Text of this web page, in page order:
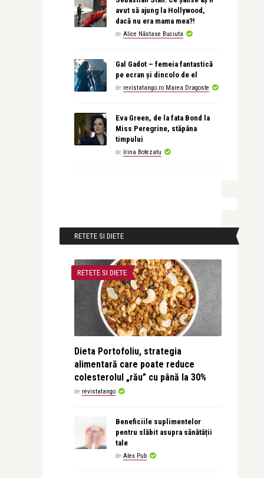
avut să ajung la Hollywood,
dacă nu era mama mea?!
de Alice Năstase Buciuta
Gal Gadot – femeia fantastică
pe ecran și dincolo de el
de revistatango.ro Marea Dragoste
Eva Green, de la fata Bond la
Miss Peregrine, stăpâna
timpului
de Irina Botezatu
RETETE SI DIETE
RETETE SI DIETE
Dieta Portofoliu, strategia
alimentară care poate reduce
colesterolul „rău” cu până la 30%
de revistatango
Beneficiile suplimentelor
pentru slăbit asupra sănătății
tale
de Alex Pub